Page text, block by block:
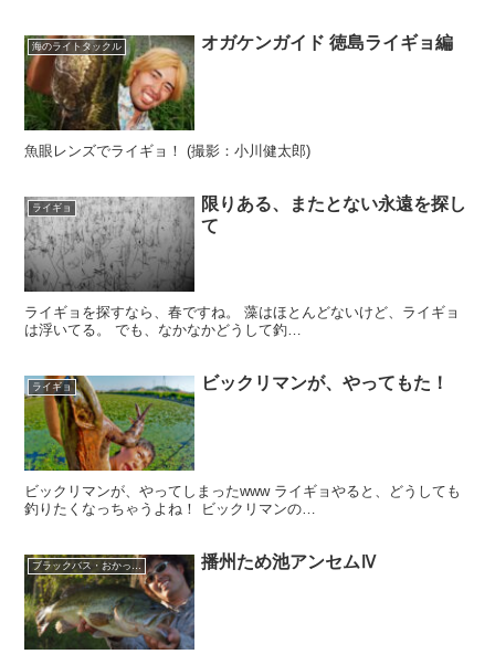
海のライトタックル オガケンガイド 徳島ライギョ編
魚眼レンズでライギョ！ (撮影：小川健太郎)
ライギョ
限りある、またとない永遠を探し
て
ライギョを探すなら、春ですね。 藻はほとんどないけど、ライギョ
は浮いてる。 でも、なかなかどうして釣…
ライギョ ビックリマンが、やってもた！
ビックリマンが、やってしまったwww ライギョやると、どうしても
釣りたくなっちゃうよね！ ビックリマンの…
播州ため池アンセムⅣ